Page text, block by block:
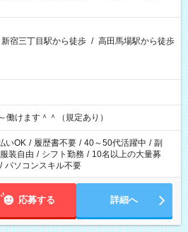
新宿三丁目駅から徒歩 / 高田馬場駅から徒歩
けます＾＾（規定あり）
いOK / 履歴書不要 / 40～50代活躍中 / 副
服装自由 / シフト勤務 / 10名以上の大量募
/ パソコンスキル不要
応募する 詳細へ